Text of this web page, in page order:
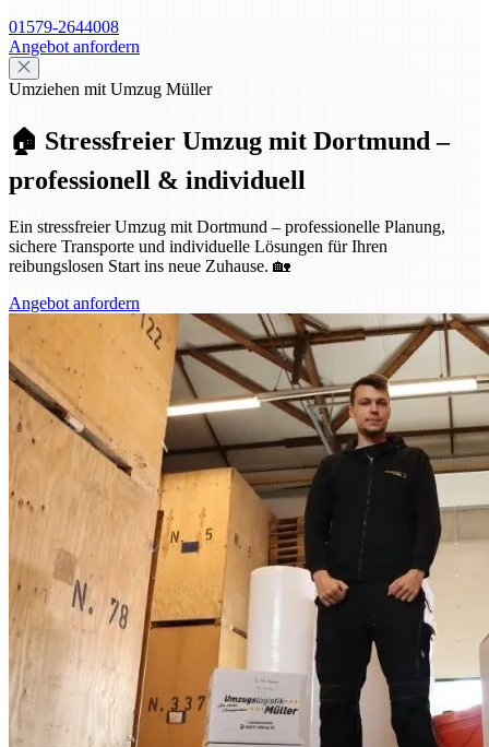
01579-2644008
Angebot anfordern
Umziehen mit Umzug Müller
🏠 Stressfreier Umzug mit Dortmund –
professionell & individuell
Ein stressfreier Umzug mit Dortmund – professionelle Planung,
sichere Transporte und individuelle Lösungen für Ihren
reibungslosen Start ins neue Zuhause. 🏡
Angebot anfordern